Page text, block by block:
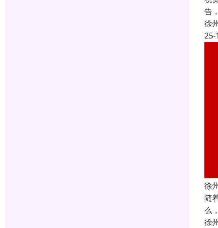
告
徐
25-
徐
随
么
徐